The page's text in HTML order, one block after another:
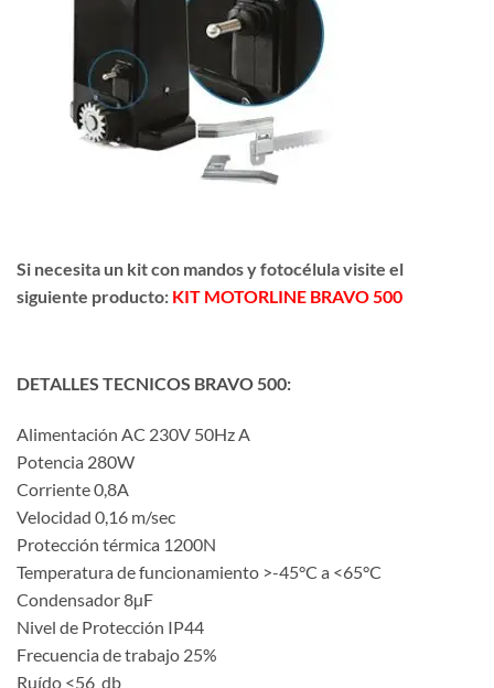
Si necesita un kit con mandos y fotocélula visite el
siguiente producto: KIT MOTORLINE BRAVO 500
DETALLES TECNICOS BRAVO 500:
Alimentación AC 230V 50Hz A
Potencia 280W
Corriente 0,8A
Velocidad 0,16 m/sec
Protección térmica 1200N
Temperatura de funcionamiento >-45°C a <65°C
Condensador 8µF
Nivel de Protección IP44
Frecuencia de trabajo 25%
Ruído <56_db